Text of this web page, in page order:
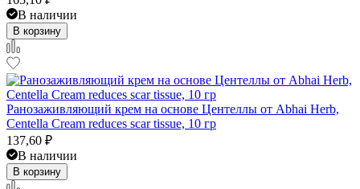
В наличии
В корзину
Ранозаживляющий крем на основе Центеллы от Abhai Herb,
Centella Cream reduces scar tissue, 10 гр
137,60 ₽
В наличии
В корзину